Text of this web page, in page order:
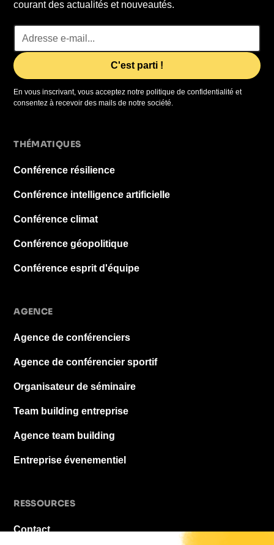
courant des actualités et nouveautés.
En vous inscrivant, vous acceptez notre politique de confidentialité et
consentez à recevoir des mails de notre société.
THÉMATIQUES
Conférence résilience
Conférence intelligence artificielle
Conférence climat
Conférence géopolitique
Conférence esprit d'équipe
AGENCE
Agence de conférenciers
Agence de conférencier sportif
Organisateur de séminaire
Team building entreprise
Agence team building
Entreprise évenementiel
RESSOURCES
Contact